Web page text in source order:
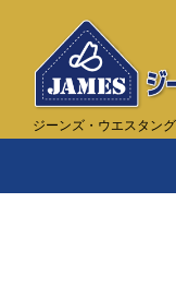
ジーンズ・ウエスタン